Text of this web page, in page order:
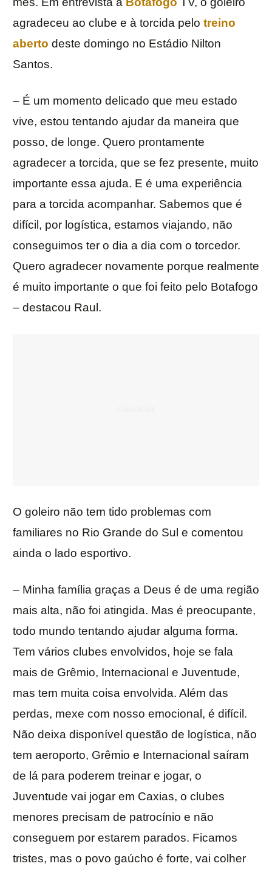
agradeceu ao clube e à torcida pelo treino
aberto deste domingo no Estádio Nilton
Santos.
– É um momento delicado que meu estado
vive, estou tentando ajudar da maneira que
posso, de longe. Quero prontamente
agradecer a torcida, que se fez presente, muito
importante essa ajuda. E é uma experiência
para a torcida acompanhar. Sabemos que é
difícil, por logística, estamos viajando, não
conseguimos ter o dia a dia com o torcedor.
Quero agradecer novamente porque realmente
é muito importante o que foi feito pelo Botafogo
– destacou Raul.
O goleiro não tem tido problemas com
familiares no Rio Grande do Sul e comentou
ainda o lado esportivo.
– Minha família graças a Deus é de uma região
mais alta, não foi atingida. Mas é preocupante,
todo mundo tentando ajudar alguma forma.
Tem vários clubes envolvidos, hoje se fala
mais de Grêmio, Internacional e Juventude,
mas tem muita coisa envolvida. Além das
perdas, mexe com nosso emocional, é difícil.
Não deixa disponível questão de logística, não
tem aeroporto, Grêmio e Internacional saíram
de lá para poderem treinar e jogar, o
Juventude vai jogar em Caxias, o clubes
menores precisam de patrocínio e não
conseguem por estarem parados. Ficamos
tristes, mas o povo gaúcho é forte, vai colher